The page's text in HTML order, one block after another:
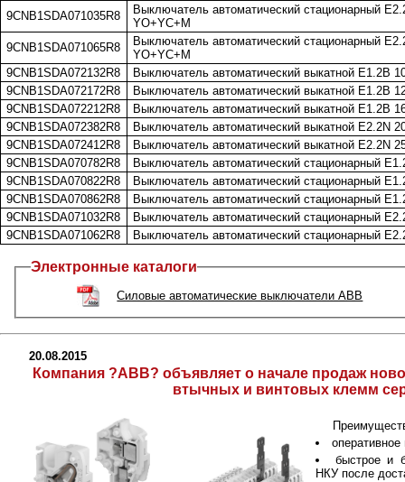
9CNB1SDA071035R8
Выключатель автоматический стационарный
YO+YC+M
9CNB1SDA071065R8
Выключатель автоматический стационарный
YO+YC+M
9CNB1SDA072132R8
Выключатель автоматический выкатной E1.2B
9CNB1SDA072172R8
Выключатель автоматический выкатной E1.2B
9CNB1SDA072212R8
Выключатель автоматический выкатной E1.2B
9CNB1SDA072382R8
Выключатель автоматический выкатной E2.2N
9CNB1SDA072412R8
Выключатель автоматический выкатной E2.2N
9CNB1SDA070782R8
Выключатель автоматический стационарный
9CNB1SDA070822R8
Выключатель автоматический стационарный
9CNB1SDA070862R8
Выключатель автоматический стационарный
9CNB1SDA071032R8
Выключатель автоматический стационарный
9CNB1SDA071062R8
Выключатель автоматический стационарный
Электронные каталоги
Силовые автоматические выключатели АВВ
20.08.2015
Компания ?ABB? объявляет о начале продаж
втычных и винтовых клемм
быстрое и
НКУ после